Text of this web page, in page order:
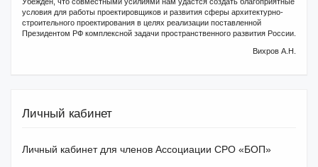
условия для работы проектировщиков и развития сферы архитектурно-
строительного проектирования в целях реализации поставленной
Президентом РФ комплексной задачи пространственного развития России.
Вихров А.Н.
Личный кабинет
Личный кабинет для членов Ассоциации СРО «БОП»